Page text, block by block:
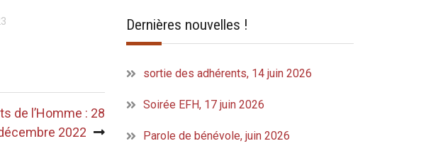
de l’Homme : 28
2022
Dernières nouvelles !
sortie des adhérents, 14 juin 2026
Soirée EFH, 17 juin 2026
Parole de bénévole, juin 2026